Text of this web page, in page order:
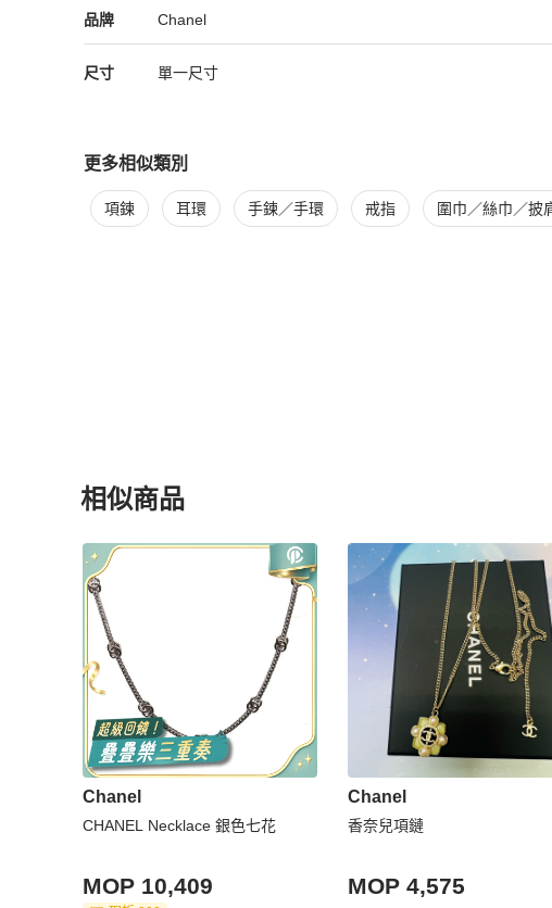
品牌
Chanel 精品女士配件
Chanel
Chanel 推薦清單
尺寸 單一尺寸
更多相似類別
更多Chanel 女士配件 相似商品推薦
項鍊 耳環 手鍊／手環 戒指 圍巾／絲巾／披
相似商品
更多相似Chanel女士配件推薦精品
Chanel
CHANEL Necklace 銀色七花
MOP 10,409
Chanel
香奈兒項鏈
MOP 4,575